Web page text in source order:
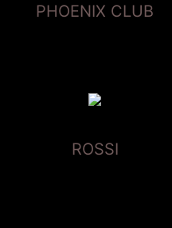
PHOENIX CLUB
ROSSI